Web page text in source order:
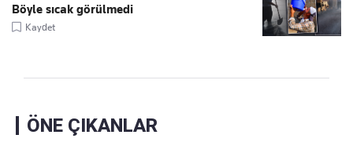
Böyle sıcak görülmedi
Kaydet
ÖNE ÇIKANLAR